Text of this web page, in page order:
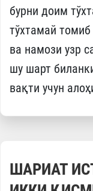
бурни доим
тўхтамай
ва намози узр
шу шарт
вақти учун
ШАРИАТ